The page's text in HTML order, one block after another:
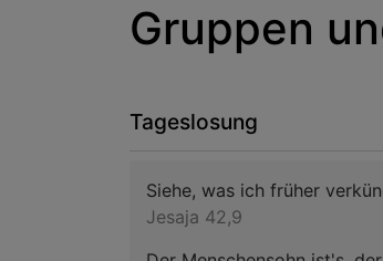
Gruppen
Tageslosung
Siehe, was ich früher
Jesaja 42,9